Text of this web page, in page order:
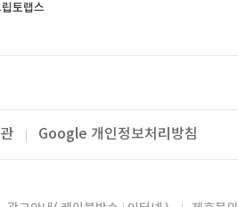
토랩스
Google 개인정보처리방침